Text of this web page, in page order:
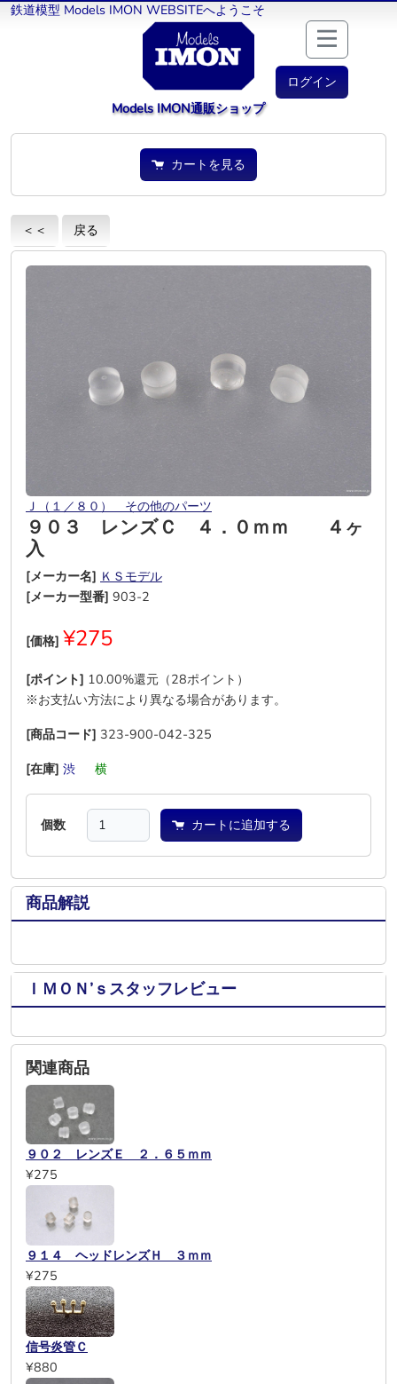
鉄道模型 Models IMON WEBSITEへようこそ
ログイン
Models IMON通販ショップ
カートを見る
＜＜ 戻る
Ｊ（１／８０） その他のパーツ
９０３ レンズＣ ４．０ｍｍ ４ヶ
入
[メーカー名] ＫＳモデル
[メーカー型番] 903-2
[価格] ¥275
[ポイント] 10.00%還元（28ポイント）
※お支払い方法により異なる場合があります。
[商品コード] 323-900-042-325
[在庫] 渋 横
個数 カートに追加する
商品解説
ＩＭＯＮ’ｓスタッフレビュー
関連商品
９０２ レンズＥ ２．６５ｍｍ
¥275
９１４ ヘッドレンズＨ ３ｍｍ
¥275
信号炎管Ｃ
¥880